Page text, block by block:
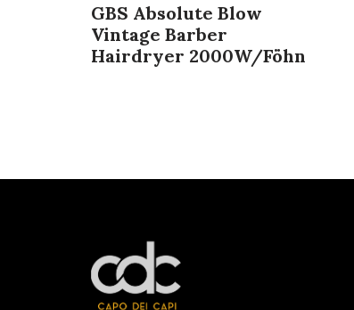
GBS Absolute Blow
Vintage Barber
Hairdryer 2000W/Föhn